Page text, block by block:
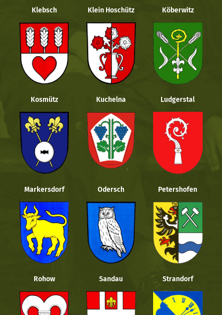
Klebsch Klein Hoschütz Köberwitz
Kosmütz Kuchelna Ludgerstal
Markersdorf Odersch Petershofen
Rohow Sandau Strandorf